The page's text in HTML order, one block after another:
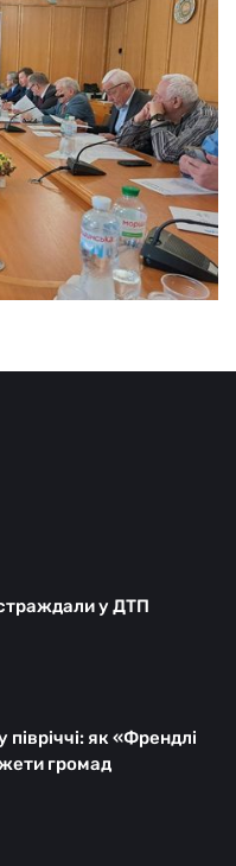
у ДТП
як «Френдлі
громад